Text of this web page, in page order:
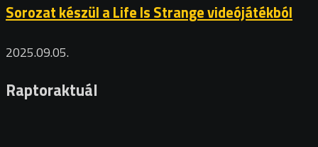
Sorozat készül a Life Is Strange videójátékból
2025.09.05.
Raptoraktuál